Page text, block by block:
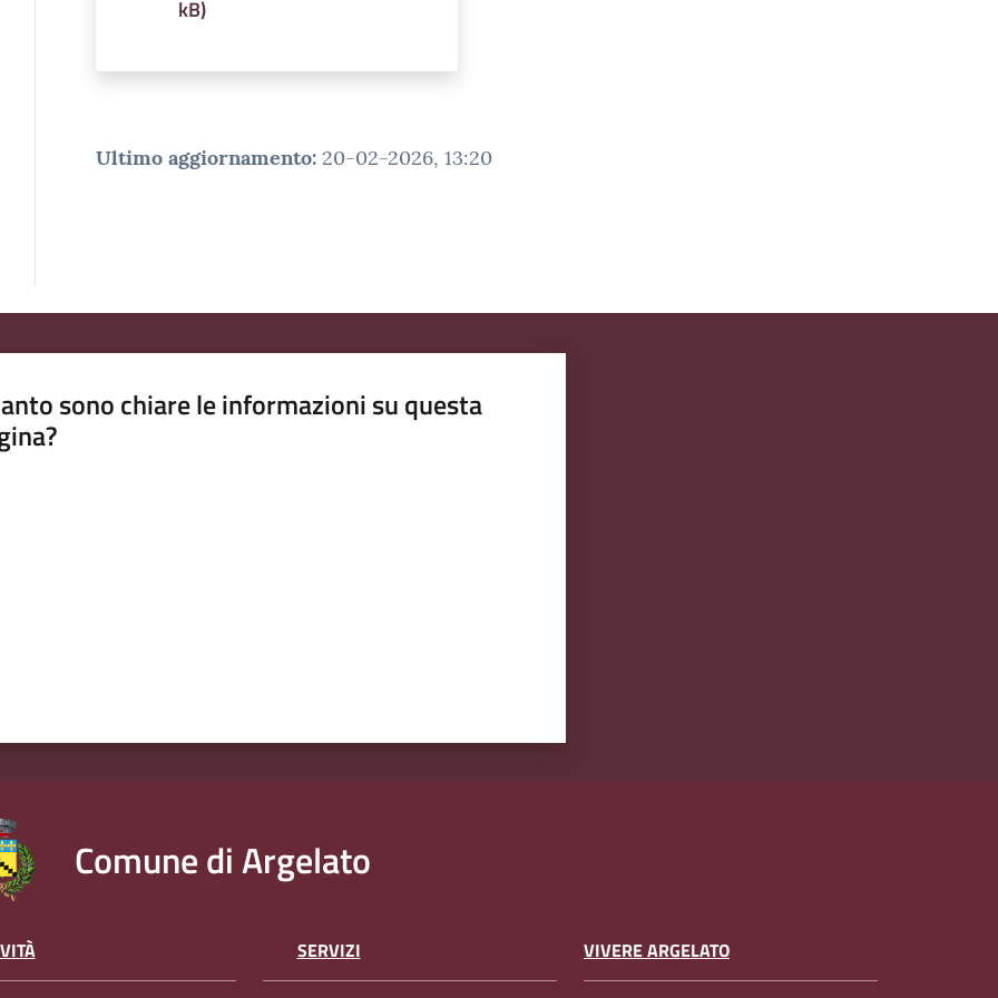
kB)
Ultimo aggiornamento: 20-02-2026, 13:20
sono chiare le informazioni su questa
Comune di Argelato
SERVIZI VIVERE ARGELATO